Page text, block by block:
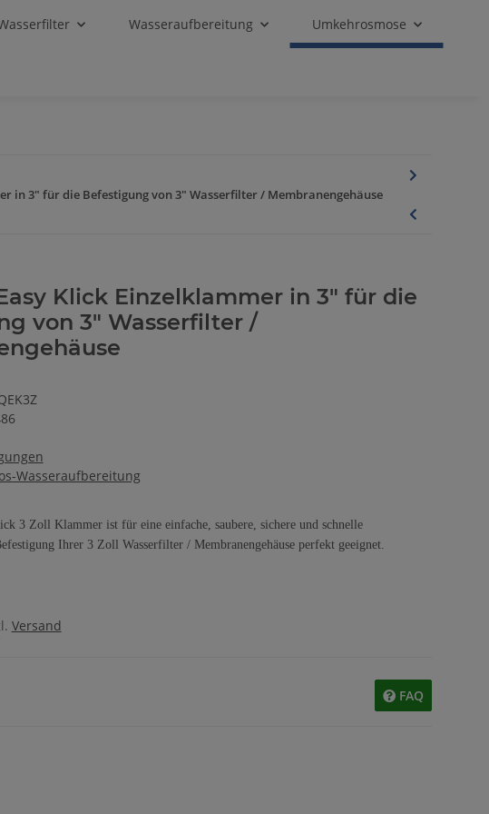
Wasseraufbereitung Umkehrosmose
in 3" für die Befestigung von 3" Wasserfilter / Membranengehäuse
Klick Einzelklammer in 3" für die
von 3" Wasserfilter /
Wasseraufbereitung
3 Zoll Klammer ist für eine einfache, saubere, sichere und schnelle
Ihrer 3 Zoll Wasserfilter / Membranengehäuse perfekt geeignet.
Versand
FAQ